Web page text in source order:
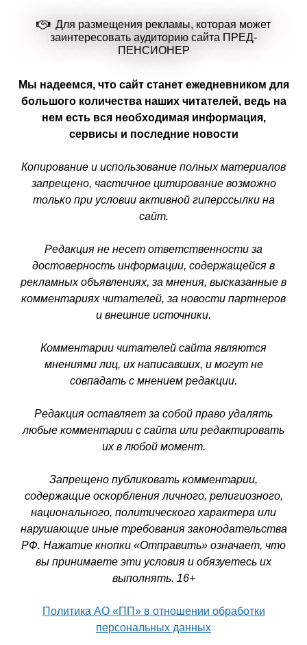
Для размещения рекламы, которая может
заинтересовать аудиторию сайта ПРЕД-
ПЕНСИОНЕР
Мы надеемся, что сайт станет ежедневником для
большого количества наших читателей, ведь на
нем есть вся необходимая информация,
сервисы и последние новости
Копирование и использование полных материалов
запрещено, частичное цитирование возможно
только при условии активной гиперссылки на
сайт.
Редакция не несет ответственности за
достоверность информации, содержащейся в
рекламных объявлениях, за мнения, высказанные в
комментариях читателей, за новости партнеров
и внешние источники.
Комментарии читателей сайта являются
мнениями лиц, их написавших, и могут не
совпадать с мнением редакции.
Редакция оставляет за собой право удалять
любые комментарии с сайта или редактировать
их в любой момент.
Запрещено публиковать комментарии,
содержащие оскорбления личного, религиозного,
национального, политического характера или
нарушающие иные требования законодательства
РФ. Нажатие кнопки «Отправить» означает, что
вы принимаете эти условия и обязуетесь их
выполнять. 16+
Политика АО «ПП» в отношении обработки
персональных данных